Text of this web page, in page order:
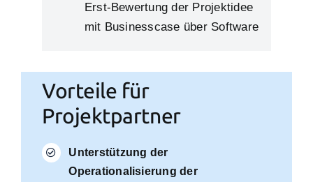
Erst-Bewertung der Projektidee
mit Businesscase über Software
Vorteile für
Projektpartner
Unterstützung der
Operationalisierung der